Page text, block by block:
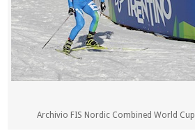
Archivio FIS Nordic Combined World Cup